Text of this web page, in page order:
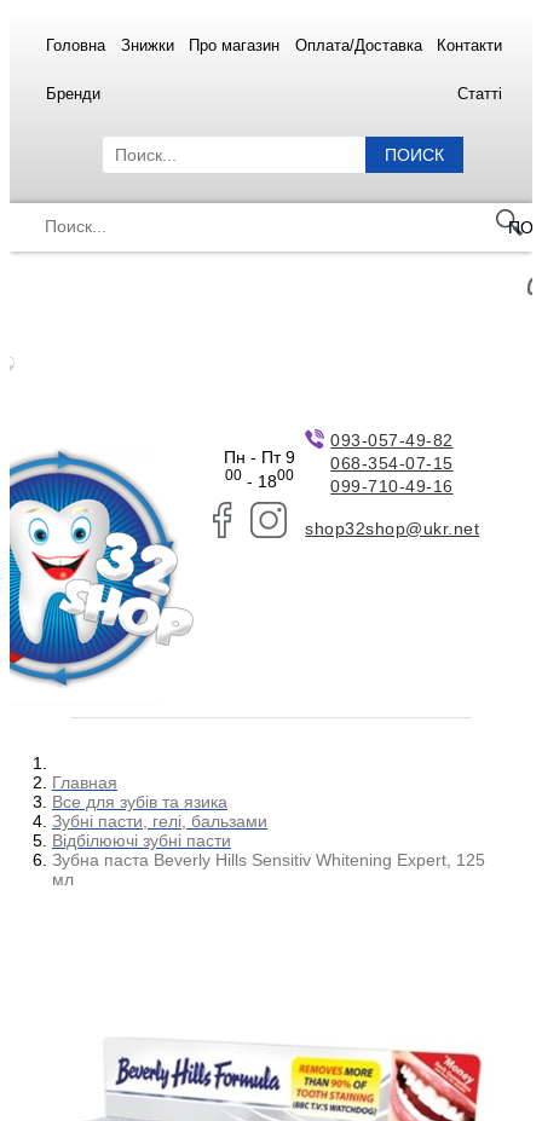
Головна Знижки Про магазин Оплата/Доставка Контакти
Бренди Статті
ПОИСК
Пн - Пт 9
00- 1800
093-057-49-82
068-354-07-15
099-710-49-16
shop32shop@ukr.net
Главная
Все для зубів та язика
Зубні пасти, гелі, бальзами
Відбілюючі зубні пасти
Зубна паста Beverly Hills Sensitiv Whitening Expert, 125
мл